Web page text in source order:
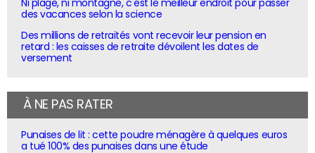
Ni plage, ni montagne, c'est le meilleur endroit pour passer
des vacances selon la science
Des millions de retraités vont recevoir leur pension en
retard : les caisses de retraite dévoilent les dates de
versement
À NE PAS RATER
Punaises de lit : cette poudre ménagère à quelques euros
a tué 100% des punaises dans une étude